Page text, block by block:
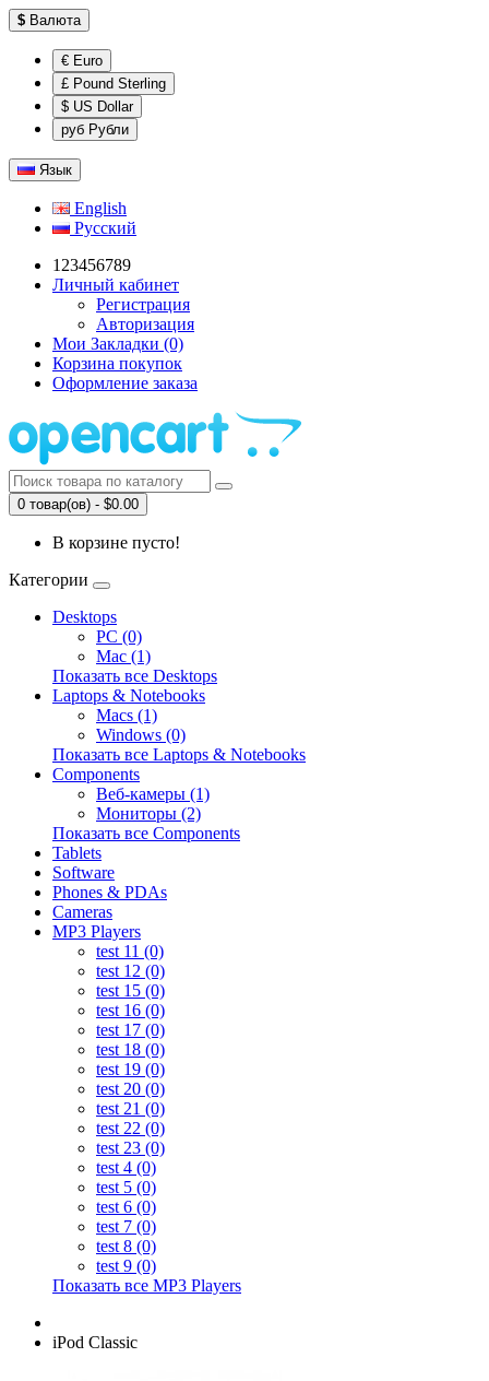
$ Валюта
€ Euro
£ Pound Sterling
$ US Dollar
руб Рубли
Язык
English
Русский
123456789
Личный кабинет
Регистрация
Авторизация
Мои Закладки (0)
Корзина покупок
Оформление заказа
0 товар(ов) - $0.00
В корзине пусто!
Категории
Desktops
PC (0)
Mac (1)
Показать все Desktops
Laptops & Notebooks
Macs (1)
Windows (0)
Показать все Laptops & Notebooks
Components
Веб-камеры (1)
Мониторы (2)
Показать все Components
Tablets
Software
Phones & PDAs
Cameras
MP3 Players
test 11 (0)
test 12 (0)
test 15 (0)
test 16 (0)
test 17 (0)
test 18 (0)
test 19 (0)
test 20 (0)
test 21 (0)
test 22 (0)
test 23 (0)
test 4 (0)
test 5 (0)
test 6 (0)
test 7 (0)
test 8 (0)
test 9 (0)
Показать все MP3 Players
iPod Classic